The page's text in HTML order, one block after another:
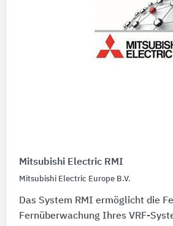
Mitsubishi Electric RMI
Mitsubishi Electric Europe B.V.
Das System RMI ermöglicht die
Fernüberwachung Ihres VRF-